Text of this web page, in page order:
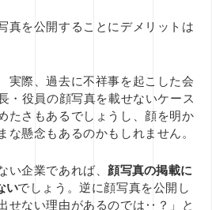
真を公開することにデメリットは
実際、過去に不祥事を起こした会
・役員の顔写真を載せないケース
たさもあるでしょうし、顔を明か
な懸念もあるのかもしれません。
い企業であれば、 顔写真の掲載に
いでしょう。逆に顔写真を公開し
せない理由があるのでは‥？」と